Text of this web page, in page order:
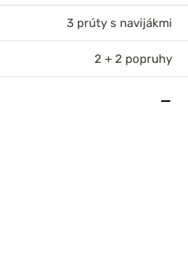
3 prúty s navijákmi
2 + 2 popruhy